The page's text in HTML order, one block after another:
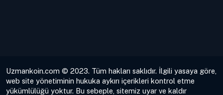
Uzmankoin.com © 2023. Tüm hakları saklıdır. İlgili yasaya göre,
web site yönetiminin hukuka aykırı içerikleri kontrol etme
yükümlülüğü yoktur. Bu sebeple, sitemiz uyar ve kaldır